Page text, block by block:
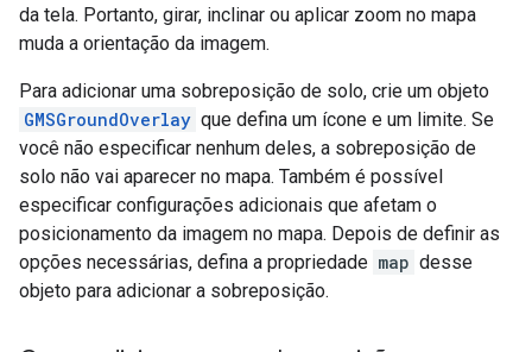
da tela. Portanto, girar, inclinar ou aplicar zoom no mapa
muda a orientação da imagem.
Para adicionar uma sobreposição de solo, crie um objeto
GMSGroundOverlay que defina um ícone e um limite. Se
você não especificar nenhum deles, a sobreposição de
solo não vai aparecer no mapa. Também é possível
especificar configurações adicionais que afetam o
posicionamento da imagem no mapa. Depois de definir as
opções necessárias, defina a propriedade map desse
objeto para adicionar a sobreposição.